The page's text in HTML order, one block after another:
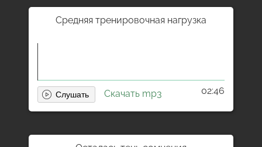
Средняя тренировочная нагрузка
Скачать mp3 02:46